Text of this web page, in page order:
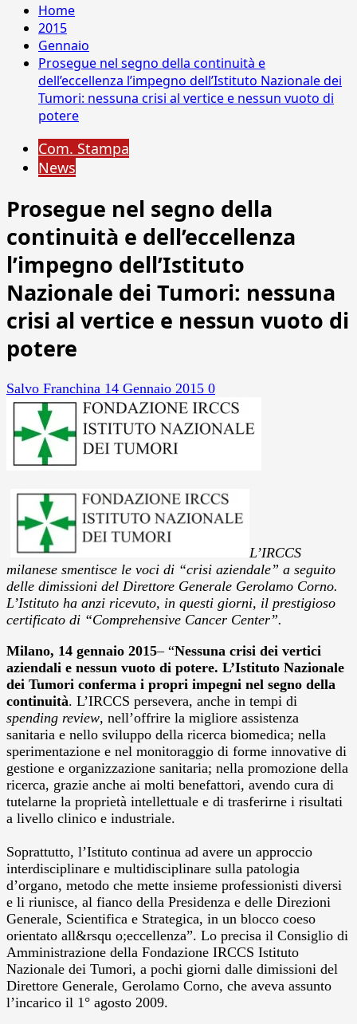
Home
2015
Gennaio
Prosegue nel segno della continuità e
dell’eccellenza l’impegno dell’Istituto Nazionale dei
Tumori: nessuna crisi al vertice e nessun vuoto di
potere
Com. Stampa
News
Prosegue nel segno della
continuità e dell’eccellenza
l’impegno dell’Istituto
Nazionale dei Tumori: nessuna
crisi al vertice e nessun vuoto di
potere
Salvo Franchina 14 Gennaio 2015 0
L’IRCCS
milanese smentisce le voci di “crisi aziendale” a seguito
delle dimissioni del Direttore Generale Gerolamo Corno.
L’Istituto ha anzi ricevuto, in questi giorni, il prestigioso
certificato di “Comprehensive Cancer Center”.
Milano, 14 gennaio 2015– “Nessuna crisi dei vertici
aziendali e nessun vuoto di potere. L’Istituto Nazionale
dei Tumori conferma i propri impegni nel segno della
continuità. L’IRCCS persevera, anche in tempi di
spending review, nell’offrire la migliore assistenza
sanitaria e nello sviluppo della ricerca biomedica; nella
sperimentazione e nel monitoraggio di forme innovative di
gestione e organizzazione sanitaria; nella promozione della
ricerca, grazie anche ai molti benefattori, avendo cura di
tutelarne la proprietà intellettuale e di trasferirne i risultati
a livello clinico e industriale.
Soprattutto, l’Istituto continua ad avere un approccio
interdisciplinare e multidisciplinare sulla patologia
d’organo, metodo che mette insieme professionisti diversi
e li riunisce, al fianco della Presidenza e delle Direzioni
Generale, Scientifica e Strategica, in un blocco coeso
orientato all&rsqu o;eccellenza”. Lo precisa il Consiglio di
Amministrazione della Fondazione IRCCS Istituto
Nazionale dei Tumori, a pochi giorni dalle dimissioni del
Direttore Generale, Gerolamo Corno, che aveva assunto
l’incarico il 1° agosto 2009.